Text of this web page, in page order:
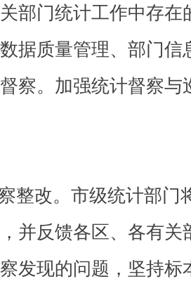
部门统计工作中存
据质量管理、部门
察。加强统计督察与
改。市级统计部门
并反馈各区、各有
发现的问题，坚持